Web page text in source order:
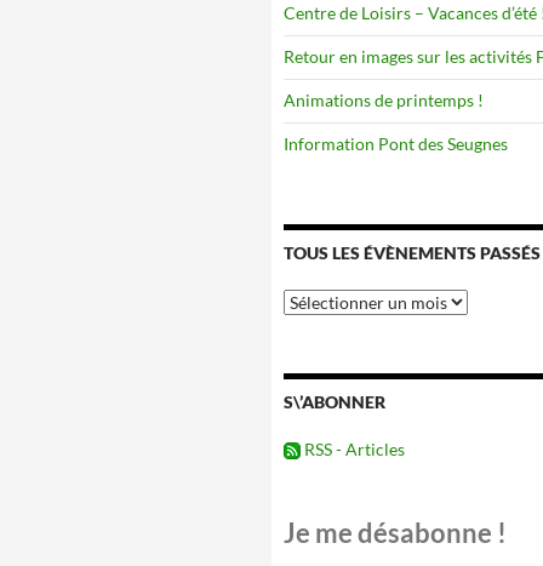
Centre de Loisirs – Vacances d’été
Retour en images sur les activités
Animations de printemps !
Information Pont des Seugnes
TOUS LES ÉVÈNEMENTS PASSÉS
Tous
les
S\’ABONNER
RSS - Articles
Je me désabonne !